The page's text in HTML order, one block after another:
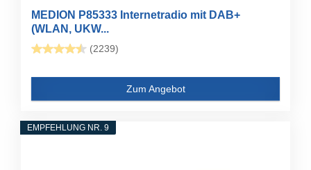
MEDION P85333 Internetradio mit DAB+
(WLAN, UKW...
(2239)
Zum Angebot
EMPFEHLUNG NR. 9